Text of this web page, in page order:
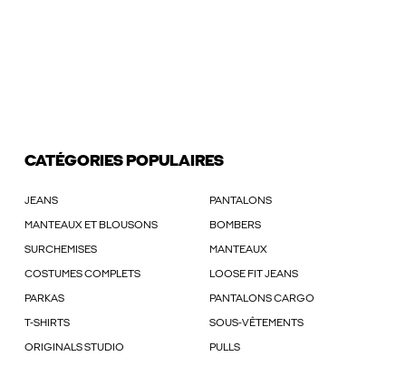
CATÉGORIES POPULAIRES
JEANS PANTALONS
MANTEAUX ET BLOUSONS BOMBERS
SURCHEMISES MANTEAUX
COSTUMES COMPLETS LOOSE FIT JEANS
PARKAS PANTALONS CARGO
T-SHIRTS SOUS-VÊTEMENTS
ORIGINALS STUDIO PULLS